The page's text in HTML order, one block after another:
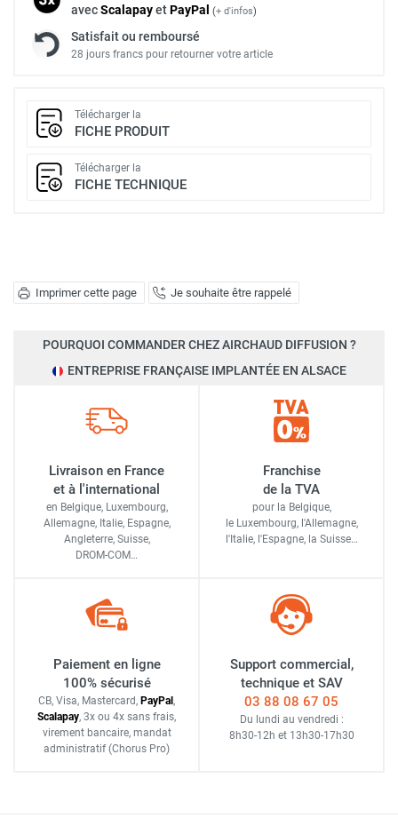
Imprimer cette page Je souhaite être rappelé
avecScalapayetPayPal (+ d'infos)
Satisfait ou remboursé
28 jours francs pour retourner votre article
Télécharger la
FICHE PRODUIT
Télécharger la
FICHE TECHNIQUE
POURQUOI COMMANDER CHEZ AIRCHAUD DIFFUSION ?
ENTREPRISE FRANÇAISE IMPLANTÉE EN ALSACE
Livraison en France
et à l'international
en Belgique, Luxembourg,
Allemagne, Italie, Espagne,
Angleterre, Suisse,
DROM-COM…
Franchise
de la TVA
pour la Belgique,
le Luxembourg, l'Allemagne,
l'Italie, l'Espagne, la Suisse…
Paiement en ligne
100% sécurisé
CB, Visa, Mastercard, PayPal ,
Scalapay, 3x ou 4x sans frais,
virement bancaire, mandat
administratif (Chorus Pro)
Support commercial,
technique et SAV
03 88 08 67 05
Du lundi au vendredi :
8h30-12h et 13h30-17h30